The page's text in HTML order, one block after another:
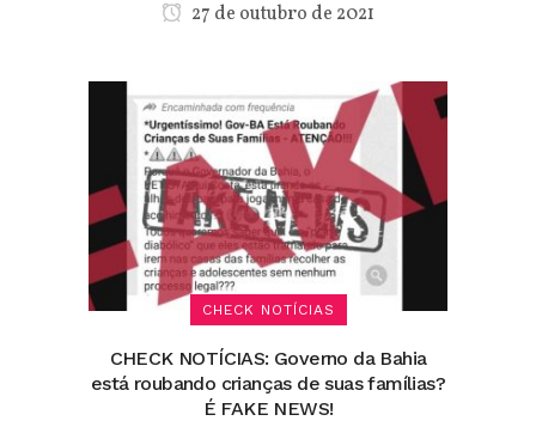
27 de outubro de 2021
CHECK NOTÍCIAS
CHECK NOTÍCIAS: Governo da Bahia
está roubando crianças de suas famílias?
É FAKE NEWS!